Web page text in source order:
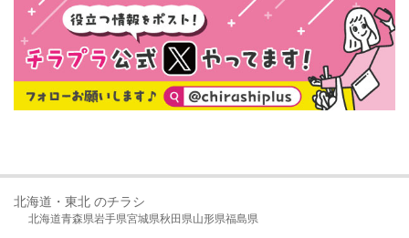
北海道・東北 のチラシ
北海道青森県岩手県宮城県秋田県山形県福島県